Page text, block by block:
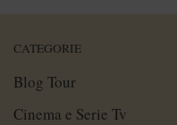
CATEGORIE
Blog Tour
Cinema e Serie Tv